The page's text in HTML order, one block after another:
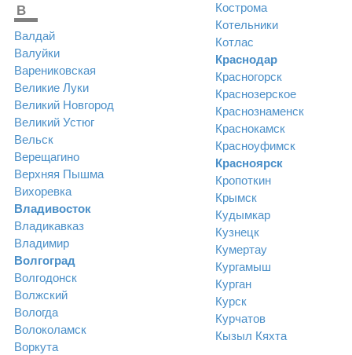
В
Валдай
Валуйки
Варениковская
Великие Луки
Великий Новгород
Великий Устюг
Вельск
Верещагино
Верхняя Пышма
Вихоревка
Владивосток
Владикавказ
Владимир
Волгоград
Волгодонск
Волжский
Вологда
Волоколамск
Воркута
Кострома
Котельники
Котлас
Краснодар
Красногорск
Краснозерское
Краснознаменск
Краснокамск
Красноуфимск
Красноярск
Кропоткин
Крымск
Кудымкар
Кузнецк
Кумертау
Кургамыш
Курган
Курск
Курчатов
Кызыл Кяхта